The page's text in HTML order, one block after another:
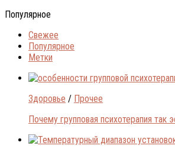
Популярное
Свежее
Популярное
Метки
Здоровье / Прочее
Почему групповая психотерапия так